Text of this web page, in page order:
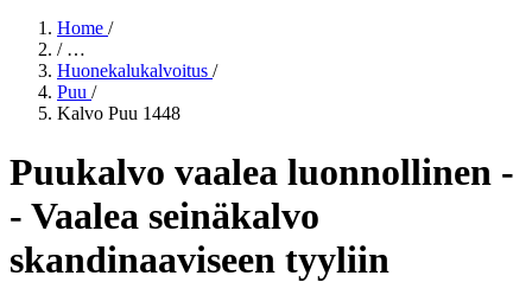
Home /
/ …
Huonekalukalvoitus /
Puu /
Kalvo Puu 1448
Puukalvo vaalea luonnollinen -
- Vaalea seinäkalvo
skandinaaviseen tyyliin